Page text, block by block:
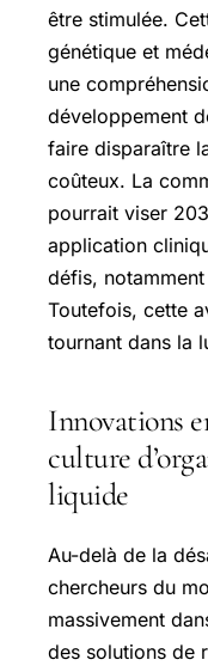
être stimulée.
génétique et
une
développement
faire disparaître
coûteux. La
pourrait viser
application
défis,
Toutefois, cette
tournant dans la
Innovations
culture
liquide
Au-delà de la
chercheurs du
massivement
des solutions de